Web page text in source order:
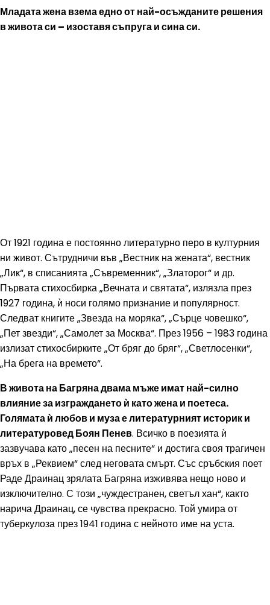
Младата жена взема едно от най-осъжданите решения
в живота си – изоставя съпруга и сина си.
От 1921 година е постоянно литературно перо в културния
ни живот. Сътрудничи във „Вестник на жената“, вестник
„Лик“, в списанията „Съвременник“, „Златорог“ и др.
Първата стихосбирка „Вечната и святата“, излязла през
1927 година, ѝ носи голямо признание и популярност.
Следват книгите „Звезда на моряка“, „Сърце човешко“,
„Пет звезди“, „Самолет за Москва“. През 1956 – 1983 година
излизат стихосбирките „От бряг до бряг“, „Светлосенки“,
„На брега на времето“.
В живота на Багряна двама мъже имат най-силно
влияние за изграждането ѝ като жена и поетеса.
Голямата ѝ любов и муза е литературният историк и
литературовед Боян Пенев. Всичко в поезията ѝ
зазвучава като „песен на песните“ и достига своя трагичен
връх в „Реквием“ след неговата смърт. Със сръбския поет
Раде Драинац зрялата Багряна изживява нещо ново и
изключително. С този „чуждестранен, светъл хан“, както
нарича Драинац, се чувства прекрасно. Той умира от
туберкулоза през 1941 година с нейното име на уста.